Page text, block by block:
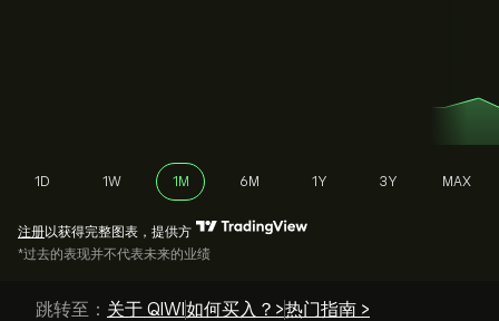
1D 1W 1M 6M 1Y 3Y MAX
注册以获得完整图表，提供方
*过去的表现并不代表未来的业绩
跳转至： 关于 QIWI 如何买入？>热门指南 >